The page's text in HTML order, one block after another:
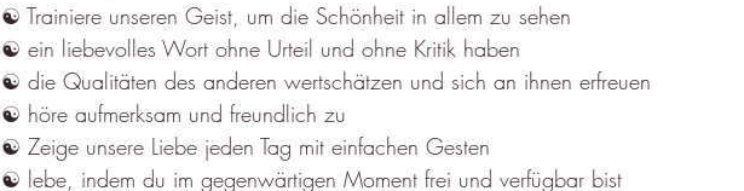
☯︎ Trainiere unseren Geist, um die Schönheit in allem zu sehen
☯︎ ein liebevolles Wort ohne Urteil und ohne Kritik haben
☯︎ die Qualitäten des anderen wertschätzen und sich an ihnen erfreuen
☯︎ höre aufmerksam und freundlich zu
☯︎ Zeige unsere Liebe jeden Tag mit einfachen Gesten
☯︎ lebe, indem du im gegenwärtigen Moment frei und verfügbar bist